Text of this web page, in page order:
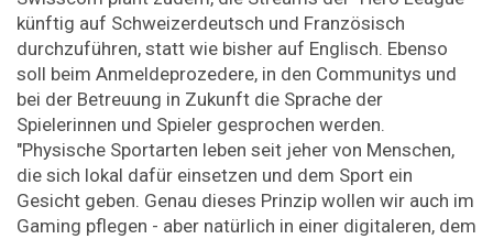
künftig auf Schweizerdeutsch und Französisch
durchzuführen, statt wie bisher auf Englisch. Ebenso
soll beim Anmeldeprozedere, in den Communitys und
bei der Betreuung in Zukunft die Sprache der
Spielerinnen und Spieler gesprochen werden.
"Physische Sportarten leben seit jeher von Menschen,
die sich lokal dafür einsetzen und dem Sport ein
Gesicht geben. Genau dieses Prinzip wollen wir auch im
Gaming pflegen - aber natürlich in einer digitaleren, dem